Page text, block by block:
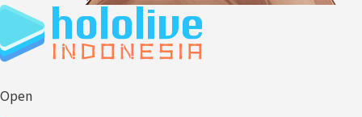
Open